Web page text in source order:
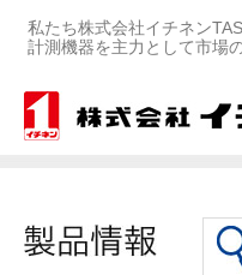
私たち株式会社イチネン
計測機器を主力として市場